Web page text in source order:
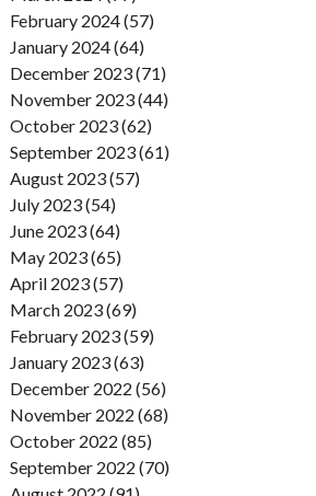
February 2024 (57)
January 2024 (64)
December 2023 (71)
November 2023 (44)
October 2023 (62)
September 2023 (61)
August 2023 (57)
July 2023 (54)
June 2023 (64)
May 2023 (65)
April 2023 (57)
March 2023 (69)
February 2023 (59)
January 2023 (63)
December 2022 (56)
November 2022 (68)
October 2022 (85)
September 2022 (70)